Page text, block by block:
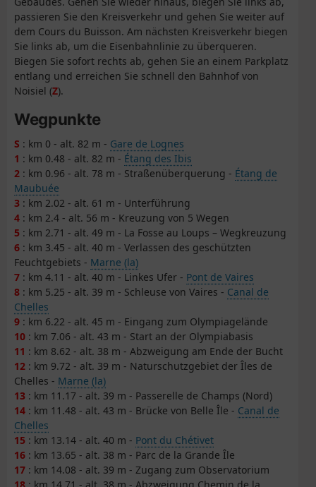
passieren Sie den Kreisverkehr und gehen Sie weiter auf
dem Cours du Buisson. Am nächsten Kreisverkehr biegen
Sie links ab, um die Eisenbahnlinie zu überqueren.
Biegen Sie sofort rechts ab, gehen Sie an einem Parkplatz
entlang und erreichen Sie schnell den Bahnhof von
Noisiel (Z).
Wegpunkte
S : km 0 - alt. 82 m - Gare de Lognes
1 : km 0.48 - alt. 82 m - Étang des Ibis
2 : km 0.96 - alt. 78 m - Straßenüberquerung - Étang de
Maubuée
3 : km 2.02 - alt. 61 m - Unterführung
4 : km 2.4 - alt. 56 m - Kreuzung von 5 Wegen
5 : km 2.71 - alt. 49 m - La Fosse au Loups – Wegkreuzung
6 : km 3.45 - alt. 40 m - Verlassen des geschützten
Feuchtgebiets - Marne (la)
7 : km 4.11 - alt. 40 m - Linkes Ufer - Pont de Vaires
8 : km 5.25 - alt. 39 m - Schleuse von Vaires - Canal de
Chelles
9 : km 6.22 - alt. 45 m - Eingang zum Olympiagelände
10 : km 7.06 - alt. 43 m - Start an der Olympiabasis
11 : km 8.62 - alt. 38 m - Abzweigung am Ende der Bucht
12 : km 9.72 - alt. 39 m - Naturschutzgebiet der Îles de
Chelles - Marne (la)
13 : km 11.17 - alt. 39 m - Passerelle de Champs (Nord)
14 : km 11.48 - alt. 43 m - Brücke von Belle Île - Canal de
Chelles
15 : km 13.14 - alt. 40 m - Pont du Chétivet
16 : km 13.65 - alt. 38 m - Parc de la Grande Île
17 : km 14.08 - alt. 39 m - Zugang zum Observatorium